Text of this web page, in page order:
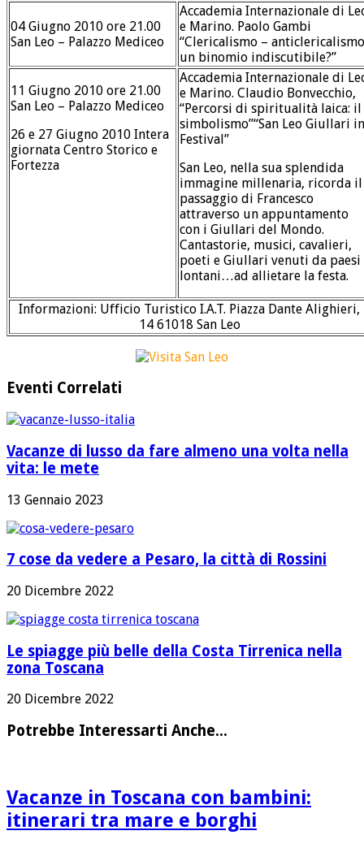
04 Giugno 2010 ore 21.00
San Leo – Palazzo Mediceo
Accademia Internazionale di
e Marino. Paolo Gambi
“Clericalismo –
un binomio indiscutibile?”
11 Giugno 2010 ore 21.00
San Leo – Palazzo Mediceo
26 e 27 Giugno 2010 Intera
giornata Centro Storico e
Fortezza
Accademia Internazionale di
e Marino. Claudio Bonvecchio,
“Percorsi di spiritualità laica: il
simbolismo”“San Leo Giullari in
Festival”
San Leo, nella sua splendida
immagine millenaria, ricorda il
passaggio di Francesco
attraverso un appuntamento
con i Giullari del Mondo.
Cantastorie, musici, cavalieri,
poeti e Giullari venuti da paesi
lontani…ad allietare la festa.
Informazioni: Ufficio Turistico I.A.T. Piazza Dante Alighieri,
14 61018 San Leo
Eventi Correlati
Vacanze di lusso da fare almeno una volta nella
vita: le mete
13 Gennaio 2023
7 cose da vedere a Pesaro, la città di Rossini
20 Dicembre 2022
Le spiagge più belle della Costa Tirrenica nella
zona Toscana
20 Dicembre 2022
Potrebbe Interessarti Anche...
Vacanze in Toscana con bambini:
itinerari tra mare e borghi